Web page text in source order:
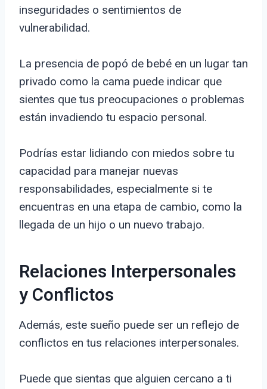
inseguridades o sentimientos de
vulnerabilidad.
La presencia de popó de bebé en un lugar tan
privado como la cama puede indicar que
sientes que tus preocupaciones o problemas
están invadiendo tu espacio personal.
Podrías estar lidiando con miedos sobre tu
capacidad para manejar nuevas
responsabilidades, especialmente si te
encuentras en una etapa de cambio, como la
llegada de un hijo o un nuevo trabajo.
Relaciones Interpersonales
y Conflictos
Además, este sueño puede ser un reflejo de
conflictos en tus relaciones interpersonales.
Puede que sientas que alguien cercano a ti